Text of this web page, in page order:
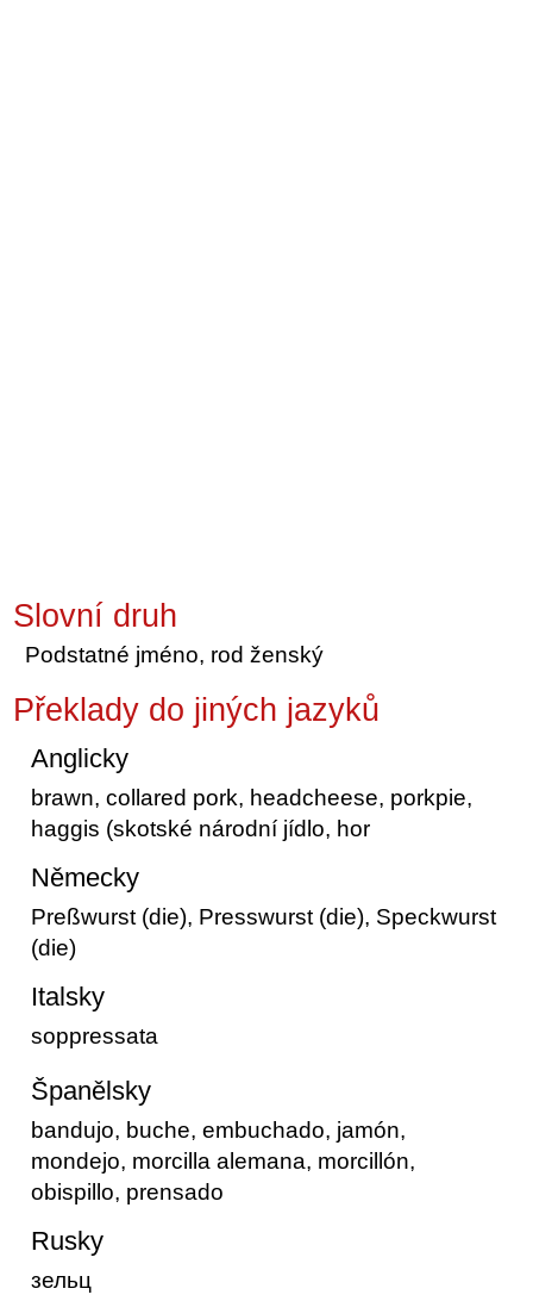
Slovní druh
Podstatné jméno, rod ženský
Překlady do jiných jazyků
Anglicky
brawn, collared pork, headcheese, porkpie,
haggis (skotské národní jídlo, hor
Německy
Preßwurst (die), Presswurst (die), Speckwurst
(die)
Italsky
soppressata
Španělsky
bandujo, buche, embuchado, jamón,
mondejo, morcilla alemana, morcillón,
obispillo, prensado
Rusky
зельц